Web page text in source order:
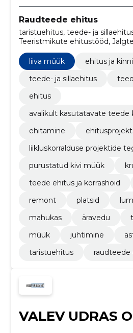
Raudteede ehitus
taristuehitus, teede- ja
Teeristmikute ehitustööd,
maanteede ehitus-, rajamis- ja
Teeehitustööd, Teetööd,
ja jalgradade alustööd,
liiva müük
ehitus ja
teede- ja sillaehitus
ehitus
avalikult kasutatavate teede
ehitamine
liikluskorralduse projektide
purustatud kivi müük
teede ehitus ja korrashoid
remont
platsid
mahukas
äravedu
müük
juhtimine
taristuehitus
raudteede
VALEV UDRAS